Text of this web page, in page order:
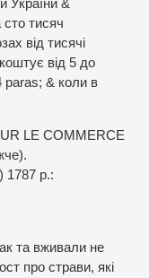
України &
тисяч
від тисячі
від 5 до
paras; & коли в
LE COMMERCE
1787 р.:
та вживали не
про страви, які